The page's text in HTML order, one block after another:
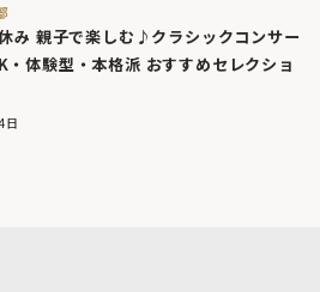
み 親子で楽しむ♪クラシックコンサー
・体験型・本格派 おすすめセレクショ
日